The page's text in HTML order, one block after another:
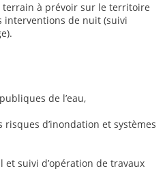
à prévoir sur le territoire
interventions de nuit (suivi
de l’eau,
d’inondation et systèmes
suivi d’opération de travaux